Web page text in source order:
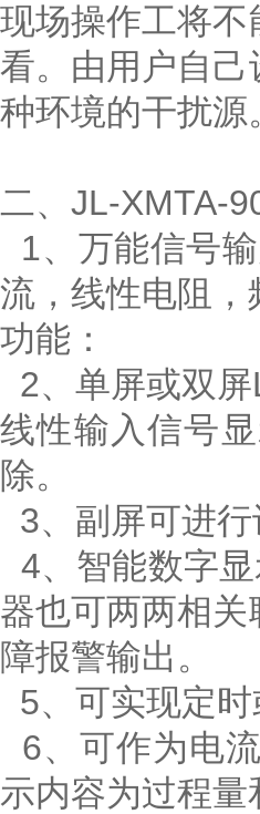
现场操作工将
看。由用户自
种环境的干扰源
二、JL-XMTA-
1、万能信号
流，线性电阻，
功能：
2、单屏或双
线性输入信号
除。
3、副屏可进
4、智能数字
器也可两两相
障报警输出。
5、可实现定
6、可作为电
示内容为过程